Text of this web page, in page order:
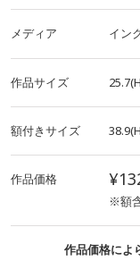
メディア イン
作品サイズ
額付きサイズ
作品価格
※額
作品価格によ